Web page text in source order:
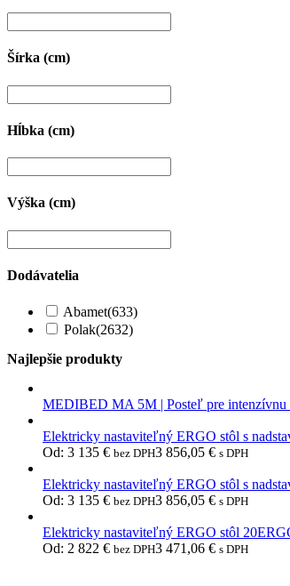
Šírka (cm)
Hĺbka (cm)
Výška (cm)
Dodávatelia
Abamet(633)
Polak(2632)
Najlepšie produkty
MEDIBED MA 5M | Posteľ pre intenzívnu
Elektricky nastaviteľný ERGO stôl s
Od: 3 135 € bez DPH3 856,05 € s DPH
Elektricky nastaviteľný ERGO stôl s
Od: 3 135 € bez DPH3 856,05 € s DPH
Elektricky nastaviteľný ERGO stôl
Od: 2 822 € bez DPH3 471,06 € s DPH